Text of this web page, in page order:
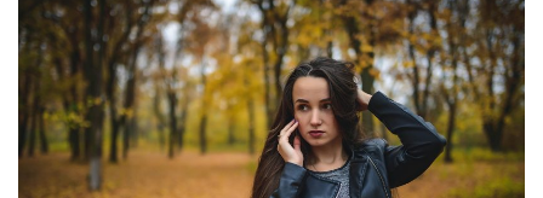
75mm/f1.2(17) 85/1.4D(15)
automotive(22) Balti(32) D800(88)
drone (19) fujifilm(28) hobby(32)
homestudio (16) howto(17)
Internet (43) Kate(56) kitchen(27)
mavic2pro(20) MavicXS(13)